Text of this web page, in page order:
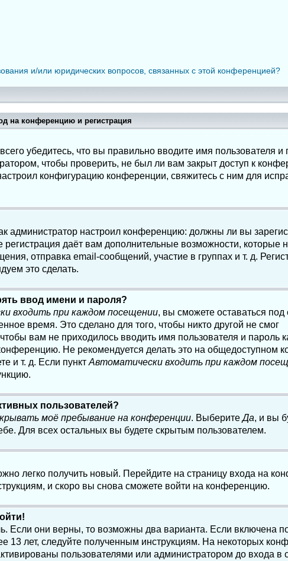
и/или юридических вопросов, связанных с этой конференцией?
на конференцию и регистрация
убедитесь, что вы правильно вводите имя пользователя и
чтобы проверить, не был ли вам закрыт доступ к
конфигурацию конференции, свяжитесь с ним для
администратор настроил конференцию: должны ли вы
даёт вам дополнительные возможности, которые
отправка email-сообщений, участие в группах и т. д.
это сделать.
ввод имени и пароля?
входить при каждом посещении, вы сможете оставаться под
время. Это сделано для того, чтобы никто другой не смог
вам не приходилось вводить имя пользователя и пароль
Не рекомендуется делать это на общедоступном
и т. д. Если пункт Автоматически входить при каждом
пользователей?
моё пребывание на конференции. ВыберитеДа, и вы
Для всех остальных вы будете скрытым пользователем.
легко получить новый. Перейдите на страницу входа на
и скоро вы снова сможете войти на конференцию.
Если они верны, то возможны два варианта. Если включена
13 лет, следуйте полученным инструкциям. На некоторых
пользователями или администратором до входа в